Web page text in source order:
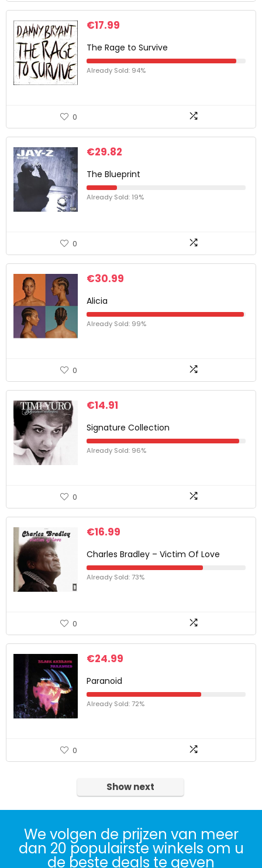
€17.99
The Rage to Survive
Already Sold: 94%
0
€29.82
The Blueprint
Already Sold: 19%
0
€30.99
Alicia
Already Sold: 99%
0
€14.91
Signature Collection
Already Sold: 96%
0
€16.99
Charles Bradley – Victim Of Love
Already Sold: 73%
0
€24.99
Paranoid
Already Sold: 72%
0
Show next
We volgen de prijzen van meer
dan 20 populairste winkels om u
de beste deals te geven